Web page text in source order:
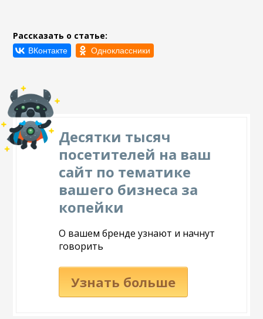
Рассказать о статье:
Десятки тысяч
посетителей на ваш
сайт по тематике
вашего бизнеса за
копейки
О вашем бренде узнают и начнут
говорить
Узнать больше